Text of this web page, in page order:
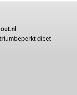
dieet